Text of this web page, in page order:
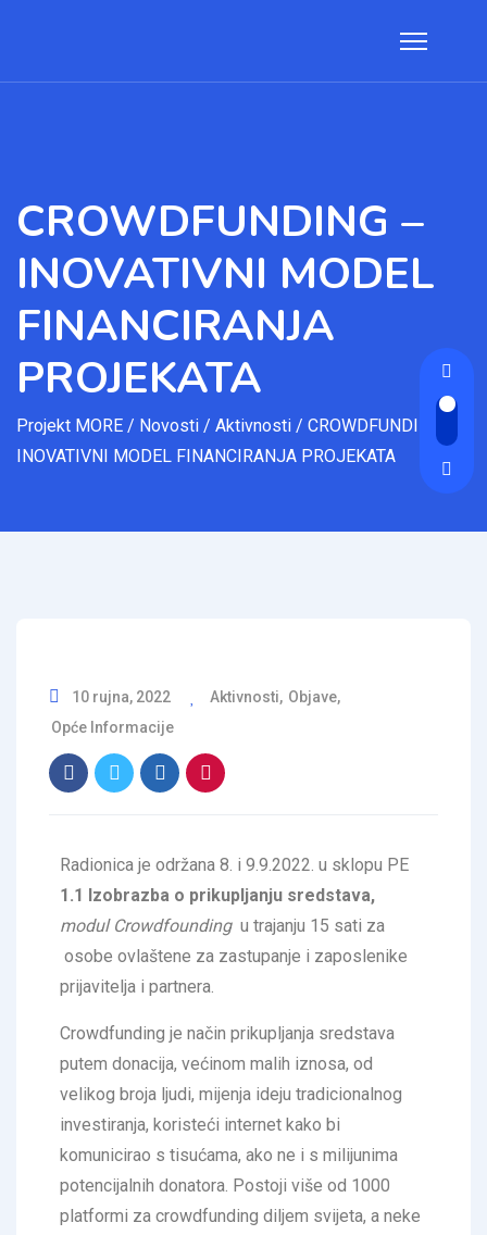
CROWDFUNDING –
INOVATIVNI MODEL
FINANCIRANJA
PROJEKATA
Projekt MORE / Novosti / Aktivnosti / CROWDFUNDING –
INOVATIVNI MODEL FINANCIRANJA PROJEKATA
10 rujna, 2022 Aktivnosti, Objave,
Opće Informacije
Radionica je održana 8. i 9.9.2022. u sklopu PE
1.1 Izobrazba o prikupljanju sredstava,
modul Crowdfoundingu trajanju 15 sati za
osobe ovlaštene za zastupanje i zaposlenike
prijavitelja i partnera.
Crowdfunding je način prikupljanja sredstava
putem donacija, većinom malih iznosa, od
velikog broja ljudi, mijenja ideju tradicionalnog
investiranja, koristeći internet kako bi
komunicirao s tisućama, ako ne i s milijunima
potencijalnih donatora. Postoji više od 1000
platformi za crowdfunding diljem svijeta, a neke